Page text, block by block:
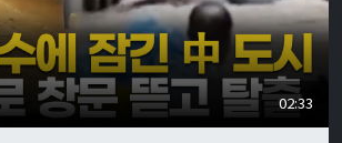
02:33